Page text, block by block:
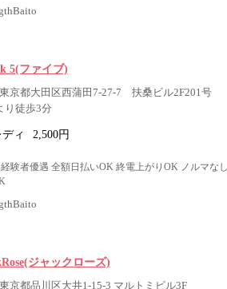
5(ファイブ)
京都大田区西蒲田7-27-7 扶桑ビル2F201号
り徒歩3分
ィ 2,500円
験者優遇 全額日払いOK 終電上がりOK ノルマな
ジャックローズ)
京都品川区大井1-15-3 マルトミビル3F